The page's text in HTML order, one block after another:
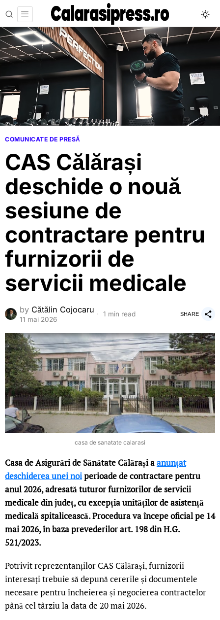
COMUNICATE DE PRESĂ
CAS Călărași
deschide o nouă
sesiune de
contractare pentru
furnizorii de
servicii medicale
by Cătălin Cojocaru
11 mai 2026
1 min read SHARE
casa de sanatate calarasi
Casa de Asigurări de Sănătate Călărași aanunțat
deschiderea unei noiperioade de contractare pentru
anul 2026, adresată tuturor furnizorilor de servicii
medicale din județ, cu excepția unităților de asistență
medicală spitalicească. Procedura va începe oficial pe 14
mai 2026, în baza prevederilor art. 198 din H.G.
521/2023.
Potrivit reprezentanților CAS Călărași, furnizorii
interesați trebuie să depună cererile și documentele
necesare pentru încheierea și negocierea contractelor
până cel târziu la data de 20 mai 2026.